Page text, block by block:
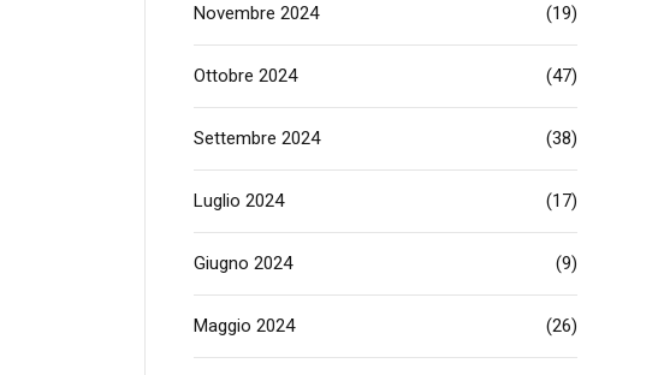
Novembre 2024 (19)
Ottobre 2024 (47)
Settembre 2024 (38)
Luglio 2024 (17)
Giugno 2024 (9)
Maggio 2024 (26)